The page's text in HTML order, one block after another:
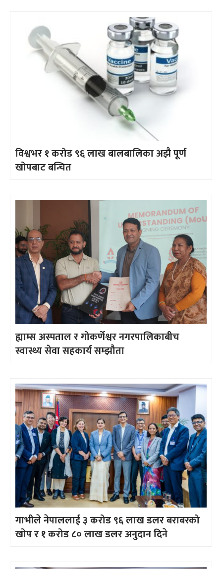
विश्वभर १ करोड ९६ लाख बालबालिका अझै पूर्ण
खोपबाट बन्चित
ह्याम्स अस्पताल र गोकर्णेश्वर नगरपालिकाबीच
स्वास्थ्य सेवा सहकार्य सम्झौता
गाभीले नेपाललाई ३ करोड ९६ लाख डलर बराबरको
खोप र १ करोड ८० लाख डलर अनुदान दिने